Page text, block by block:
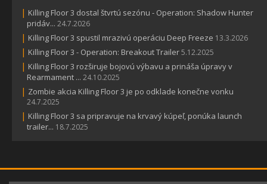
| Killing Floor 3 dostal štvrtú sezónu - Operation: Shadow Hunter
pridáv... 24.7.2026
| Killing Floor 3 spustil mrazivú operáciu Deep Freeze 13.3.2026
| Killing Floor 3 - Operation: Breakout Trailer5.12.2025
| Killing Floor 3 rozširuje bojovú výbavu a prináša úpravy v
Rearmament ... 24.10.2025
| Zombie akcia Killing Floor 3 je po odklade konečne vonku
24.7.2025
| Killing Floor 3 sa pripravuje na krvavý kúpeľ, ponúka launch
trailer... 18.7.2025